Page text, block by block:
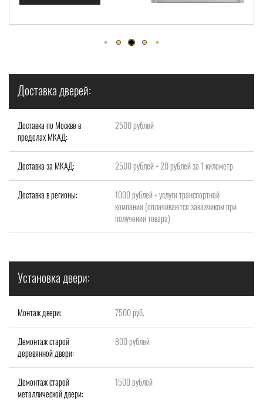
Доставка дверей:
Доставка по Москве в
пределах МКАД:
2500 рублей
Доставка за МКАД: 2500 рублей + 20 рублей за 1 километр
Доставка в регионы:
1000 рублей + услуги транспортной
компании (оплачиваются заказчиком при
получении товара)
Установка двери:
Монтаж двери: 7500 руб.
Демонтаж старой
деревянной двери:
800 рублей
Демонтаж старой
металлической двери:
1500 рублей